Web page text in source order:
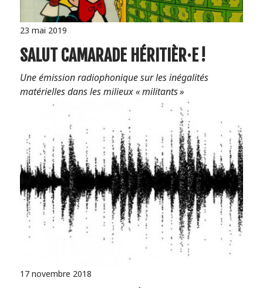
23 mai 2019
SALUT CAMARADE HÉRITIÈR·E !
Une émission radiophonique sur les inégalités
matérielles dans les milieux « militants »
17 novembre 2018